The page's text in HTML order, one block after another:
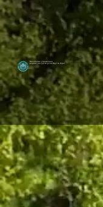
[newyear_garland]
Басейнове управління
водних ресурсів річок Прут та Сірет